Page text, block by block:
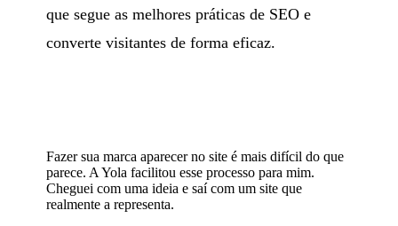
que segue as melhores práticas de SEO e
converte visitantes de forma eficaz.
Fazer sua marca aparecer no site é mais difícil do que
parece. A Yola facilitou esse processo para mim.
Cheguei com uma ideia e saí com um site que
realmente a representa.